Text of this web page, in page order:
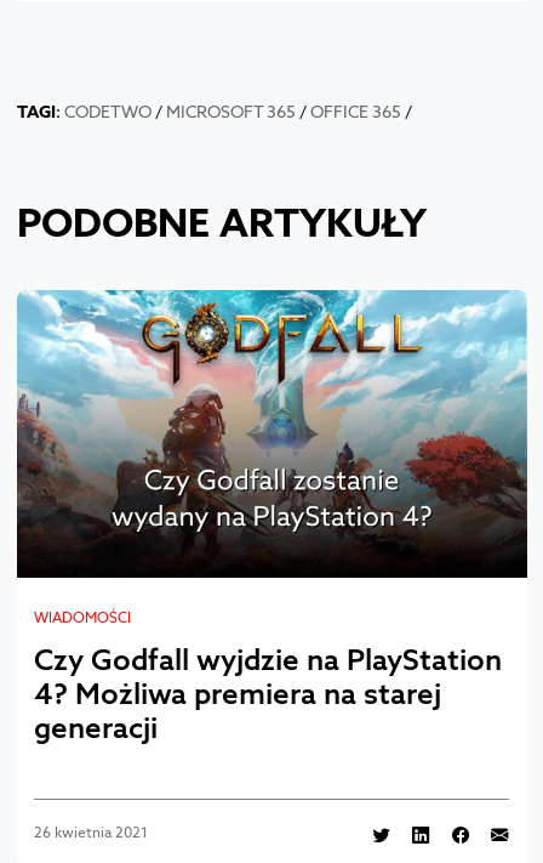
TAGI: CODETWO/ MICROSOFT 365 /OFFICE 365 /
PODOBNE ARTYKUŁY
WIADOMOŚCI
Czy Godfall wyjdzie na PlayStation
4? Możliwa premiera na starej
generacji
26 kwietnia 2021